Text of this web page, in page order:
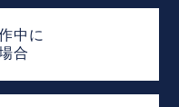
中に
合